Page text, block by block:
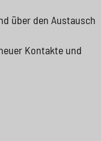
über den Austausch
Kontakte und